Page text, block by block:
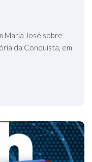
Maria José sobre
da Conquista, em